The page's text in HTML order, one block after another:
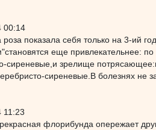
00:14
показала себя только на 3-ий
еще привлекательнее:
сиреневые,и зрелище
сиреневые.В болезнях не
11:23
флорибунда опережает